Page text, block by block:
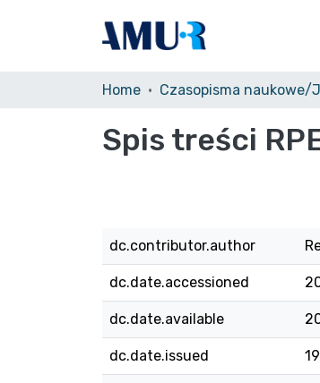
Home
Spis treści
dc.contributor.author
dc.date.accessioned
dc.date.available
dc.date.issued